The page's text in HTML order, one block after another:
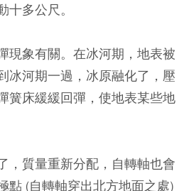
多公尺。
現象有關。在冰河期，地表被
冰河期一過，冰原融化了，壓
簧床緩緩回彈，使地表某些地
，質量重新分配，自轉軸也會
點 (自轉軸穿出北方地面之處)